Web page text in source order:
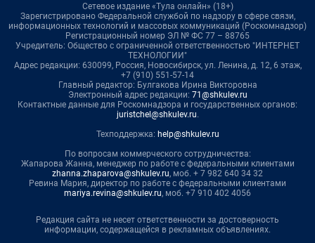
Сетевое издание «Тула онлайн» (18+)
Зарегистрировано Федеральной службой по надзору в сфере связи,
информационных технологий и массовых коммуникаций (Роскомнадзор)
Регистрационный номер ЭЛ № ФС 77 – 88765
Учредитель: Общество с ограниченной ответственностью "ИНТЕРНЕТ
ТЕХНОЛОГИИ"
Адрес редакции: 630099, Россия, Новосибирск, ул. Ленина, д. 12, 6 этаж,
+7 (910) 551-57-14
Главный редактор: Булгакова Ирина Викторовна
Электронный адрес редакции: 71@shkulev.ru
Контактные данные для Роскомнадзора и государственных органов:
juristchel@shkulev.ru.
Техподдержка: help@shkulev.ru
По вопросам коммерческого сотрудничества:
Жапарова Жанна, менеджер по работе с федеральными клиентами
zhanna.zhaparova@shkulev.ru, моб. + 7 982 640 34 32
Ревина Мария, директор по работе с федеральными клиентами
mariya.revina@shkulev.ru, моб. +7 910 402 4056
Редакция сайта не несет ответственности за достоверность
информации, содержащейся в рекламных объявлениях.